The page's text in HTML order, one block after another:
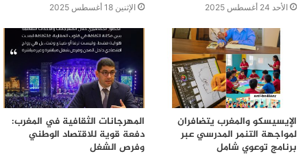
الأحد 24 أغسطس 2025 الإثنين 18 أغسطس 2025
الإيسيسكو والمغرب يتضافران
لمواجهة التنمر المدرسي عبر
برنامج توعوي شامل
المهرجانات الثقافية في المغرب:
دفعة قوية للاقتصاد الوطني
وفرص الشغل